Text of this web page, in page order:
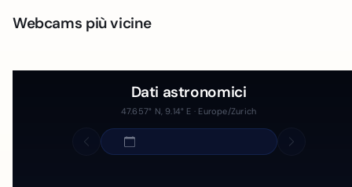
Webcams più vicine
Dati astronomici
47.657° N, 9.14° E · Europe/Zurich